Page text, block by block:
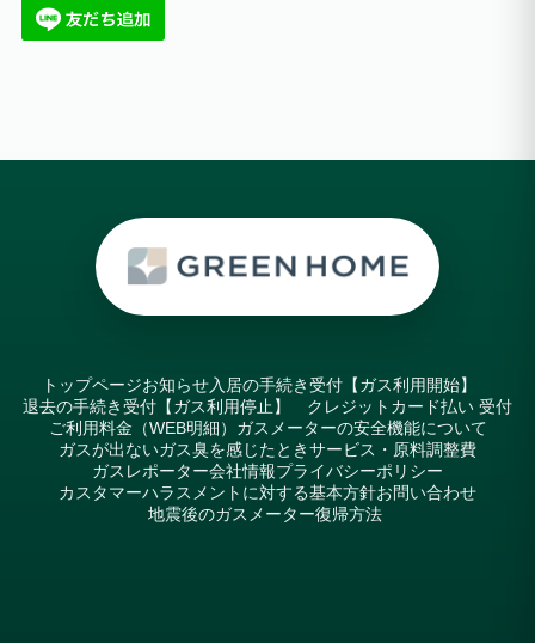
トップページお知らせ入居の手続き受付【ガス利用開始】
退去の手続き受付【ガス利用停止】 クレジットカード払い 受付
ご利用料金（WEB明細） ガスメーターの安全機能について
ガスが出ないガス臭を感じたときサービス・原料調整費
ガスレポーター会社情報プライバシーポリシー
カスタマーハラスメントに対する基本方針お問い合わせ
地震後のガスメーター復帰方法